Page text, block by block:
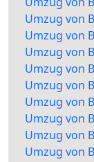
Umzug von
Umzug von
Umzug von
Umzug von
Umzug von
Umzug von
Umzug von
Umzug von
Umzug von